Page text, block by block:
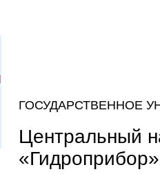
ГОСУДАРСТВЕННОЕ
Центральный
«Гидроприбор»